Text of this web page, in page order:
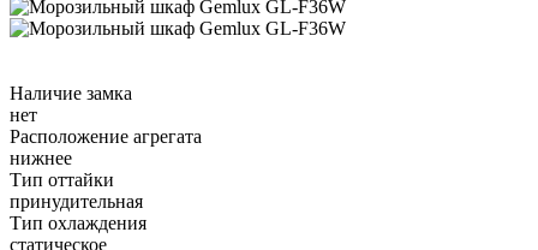
Наличие замка
нет
Расположение агрегата
нижнее
Тип оттайки
принудительная
Тип охлаждения
статическое